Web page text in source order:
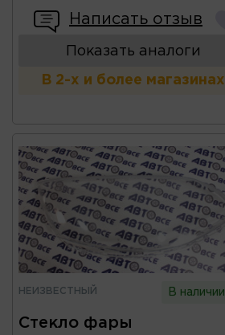
Написать отзыв
Показать аналоги
В 2-х и более магазинах
НЕИЗВЕСТНЫЙ В наличии
Стекло фары